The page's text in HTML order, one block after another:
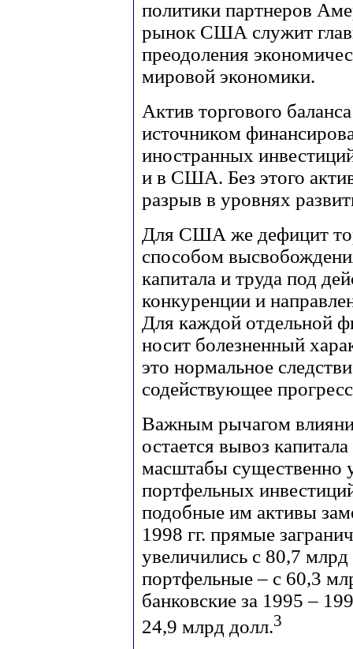
политики партнеров
рынок США служит
преодоления
мировой экономики.
Актив торгового
источником
иностранных
и в США. Без этого
разрыв в уровнях
Для США же дефицит
способом
капитала и труда под
конкуренции и
Для каждой отдельной
носит болезненный
это нормальное
содействующее
Важным рычагом
остается вывоз
масштабы существенно
портфельных
подобные им активы
1998 гг. прямые
увеличились с 80,7
портфельные – с 60,3
банковские за 1995 –
24,9 млрд долл.3